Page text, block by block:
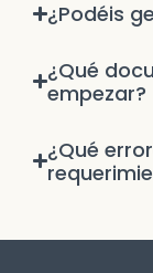
¿Podéis
¿Qué
empezar?
¿Qué